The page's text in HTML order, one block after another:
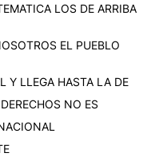
LOS DE ARRIBA
EL PUEBLO
Y LLEGA HASTA LA DE
NO ES